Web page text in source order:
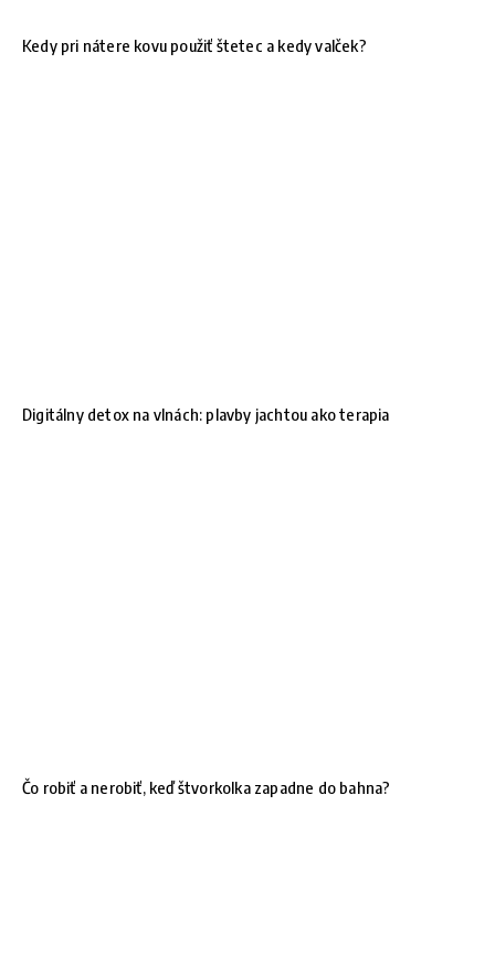
Kedy pri nátere kovu použiť štetec a kedy valček?
Digitálny detox na vlnách: plavby jachtou ako terapia
Čo robiť a nerobiť, keď štvorkolka zapadne do bahna?